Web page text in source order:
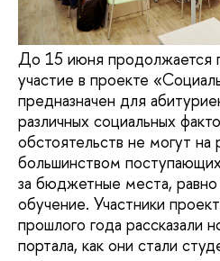
До 15 июня продолжается
участие в проекте
предназначен для
различных социальных
обстоятельств не могут на
большинством
за бюджетные места, равно
обучение. Участники
прошлого года рассказали
портала, как они стали